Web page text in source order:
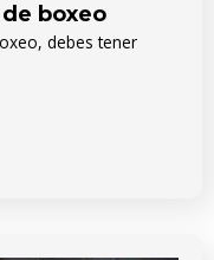
boxeo
debes tener